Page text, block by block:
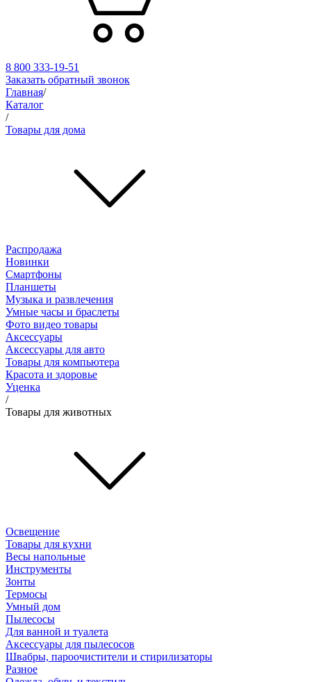
8 800 333-19-51
Заказать обратный звонок
Главная/
Каталог
/
Товары для дома
Распродажа
Новинки
Смартфоны
Планшеты
Музыка и развлечения
Умные часы и браслеты
Фото видео товары
Аксессуары
Аксессуары для авто
Товары для компьютера
Красота и здоровье
Уценка
/
Товары для животных
Освещение
Товары для кухни
Весы напольные
Инструменты
Зонты
Термосы
Умный дом
Пылесосы
Для ванной и туалета
Аксессуары для пылесосов
Швабры, пароочистители и стирилизаторы
Разное